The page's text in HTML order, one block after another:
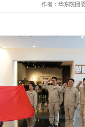
作者：华东院团